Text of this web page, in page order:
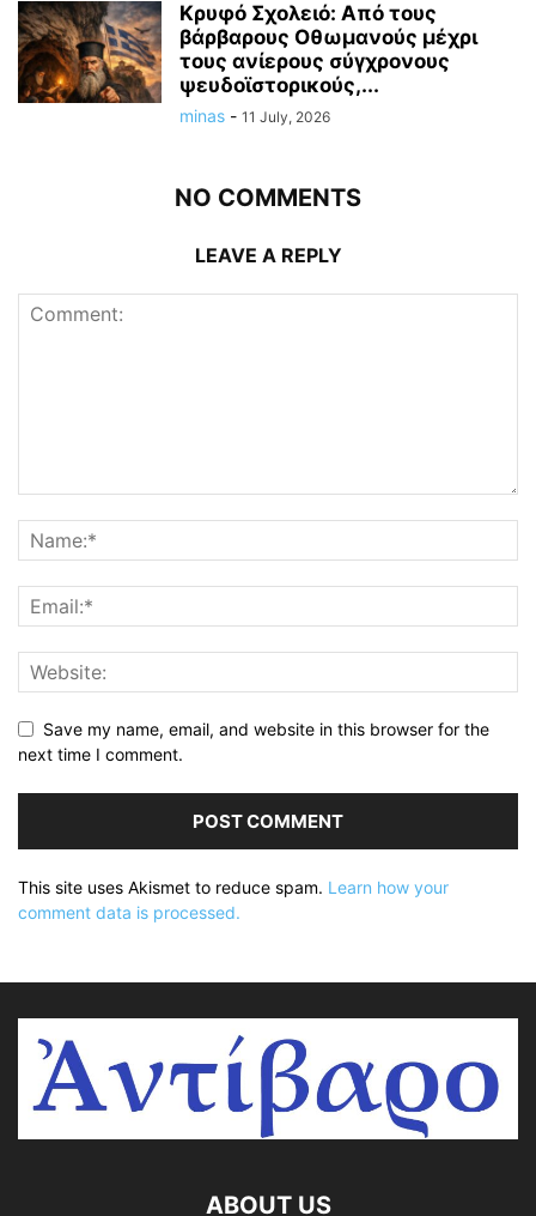
Κρυφό Σχολειό: Από τους
βάρβαρους Οθωμανούς μέχρι
τους ανίερους σύγχρονους
ψευδοϊστορικούς,...
minas - 11 July, 2026
NO COMMENTS
LEAVE A REPLY
Save my name, email, and website in this browser for the
next time I comment.
This site uses Akismet to reduce spam. Learn how your
comment data is processed.
ABOUT US